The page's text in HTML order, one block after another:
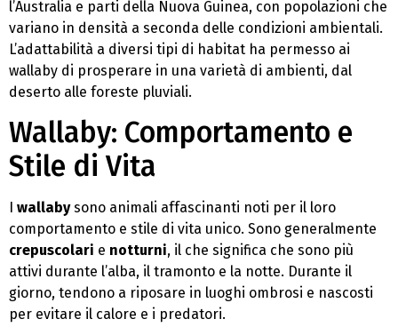
l’Australia e parti della Nuova Guinea, con popolazioni che
variano in densità a seconda delle condizioni ambientali.
L’adattabilità a diversi tipi di habitat ha permesso ai
wallaby di prosperare in una varietà di ambienti, dal
deserto alle foreste pluviali.
Wallaby: Comportamento e
Stile di Vita
I wallabysono animali affascinanti noti per il loro
comportamento e stile di vita unico. Sono generalmente
crepuscolari e notturni, il che significa che sono più
attivi durante l’alba, il tramonto e la notte. Durante il
giorno, tendono a riposare in luoghi ombrosi e nascosti
per evitare il calore e i predatori.